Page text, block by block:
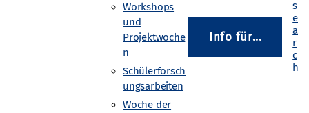
Workshops
und
Projektwoche
n
Schülerforsch
ungsarbeiten
Woche der
Info für...